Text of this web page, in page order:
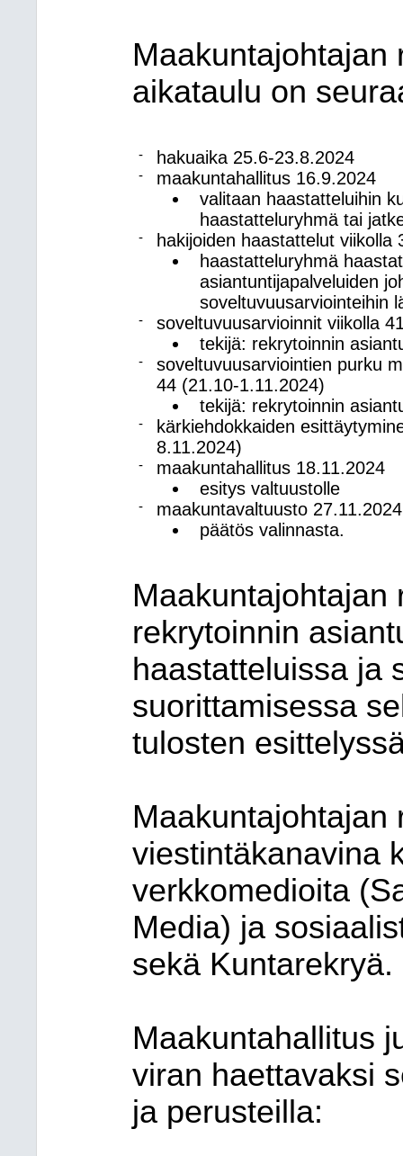
Maakuntajohtajan
aikataulu on
- hakuaika 25.6-23.8.2024
-
maakuntahallitus 16.9.2024
valitaan haastatteluihin
haastatteluryhmä tai
-
hakijoiden haastattelut viikolla
haastatteluryhmä
asiantuntijapalveluiden
soveltuvuusarviointeihin
-
soveltuvuusarvioinnit viikolla
tekijä: rekrytoinnin
-
soveltuvuusarviointien purku
44 (21.10-1.11.2024)
tekijä: rekrytoinnin
-
kärkiehdokkaiden
8.11.2024)
-
maakuntahallitus 18.11.2024
esitys valtuustolle
-
maakuntavaltuusto 27.11.2024
päätös valinnasta.
Maakuntajohtajan
rekrytoinnin
haastatteluissa ja
suorittamisessa
tulosten
Maakuntajohtajan
viestintäkanavina
verkkomedioita
Media) ja
sekä Kuntarekryä.
Maakuntahallitus
viran haettavaksi
ja perusteilla: